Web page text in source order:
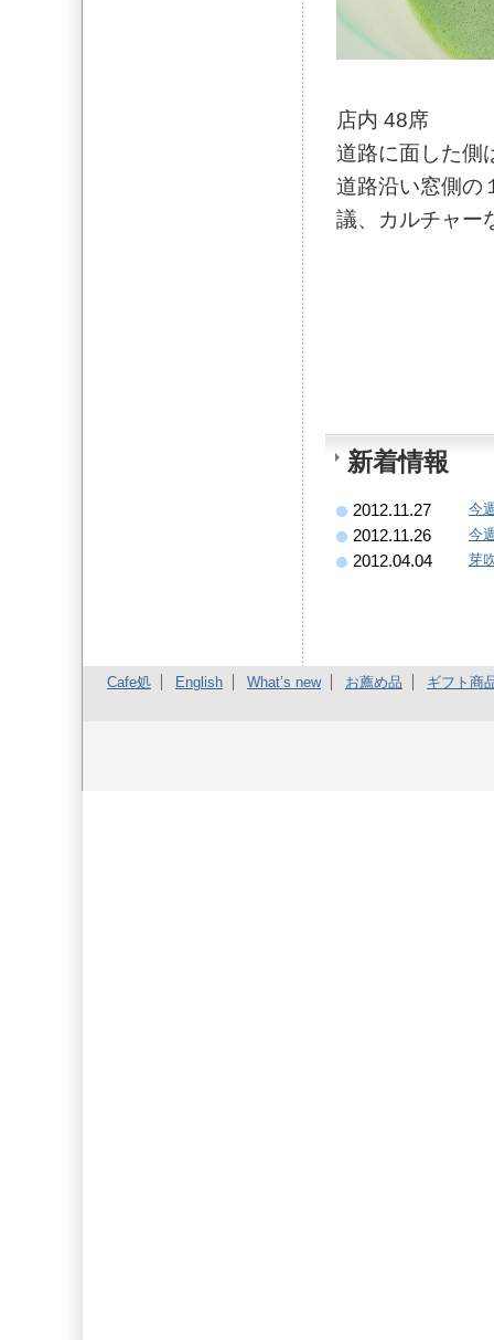
店内 48席
道路に面した側
道路沿い窓側の
議、カルチャー
新着情報
2012.11.27 今
2012.11.26 今
2012.04.04 芽
Cafe処 English What’s new お薦め品 ギフト商